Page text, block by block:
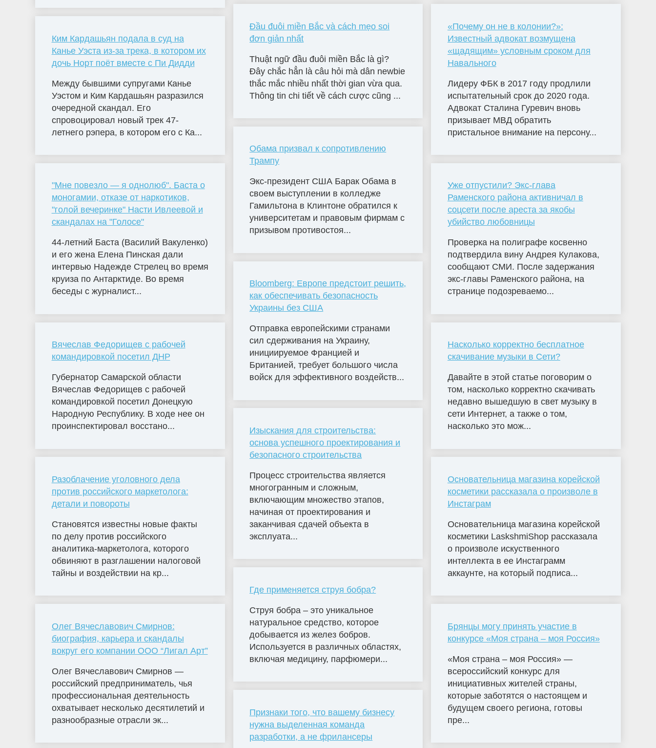
Ким Кардашьян подала в суд на
Канье Уэста из-за трека, в котором их
дочь Норт поёт вместе с Пи Дидди
Между бывшими супругами Канье
Уэстом и Ким Кардашьян разразился
очередной скандал. Его
спровоцировал новый трек 47-
летнего рэпера, в котором его с Ка...
"Мне повезло — я однолюб". Баста о
моногамии, отказе от наркотиков,
"голой вечеринке" Насти Ивлеевой и
скандалах на "Голосе"
44-летний Баста (Василий Вакуленко)
и его жена Елена Пинская дали
интервью Надежде Стрелец во время
круиза по Антарктиде. Во время
беседы с журналист...
Вячеслав Федорищев с рабочей
командировкой посетил ДНР
Губернатор Самарской области
Вячеслав Федорищев с рабочей
командировкой посетил Донецкую
Народную Республику. В ходе нее он
проинспектировал восстано...
Разоблачение уголовного дела
против российского маркетолога:
детали и повороты
Становятся известны новые факты
по делу против российского
аналитика-маркетолога, которого
обвиняют в разглашении налоговой
тайны и воздействии на кр...
Олег Вячеславович Смирнов:
биография, карьера и скандалы
вокруг его компании ООО “Лигал Арт”
Олег Вячеславович Смирнов —
российский предприниматель, чья
профессиональная деятельность
охватывает несколько десятилетий и
разнообразные отрасли эк...
Đầu đuôi miền Bắc và cách mẹo soi
đơn giản nhất
Thuật ngữ đầu đuôi miền Bắc là gì?
Đây chắc hẳn là câu hỏi mà dân newbie
thắc mắc nhiều nhất thời gian vừa qua.
Thông tin chi tiết về cách cược cũng ...
Обама призвал к сопротивлению
Трампу
Экс-президент США Барак Обама в
своем выступлении в колледже
Гамильтона в Клинтоне обратился к
университетам и правовым фирмам с
призывом противостоя...
Bloomberg: Европе предстоит решить,
как обеспечивать безопасность
Украины без США
Отправка европейскими странами
сил сдерживания на Украину,
инициируемое Францией и
Британией, требует большого числа
войск для эффективного воздейств...
Изыскания для строительства:
основа успешного проектирования и
безопасного строительства
Процесс строительства является
многогранным и сложным,
включающим множество этапов,
начиная от проектирования и
заканчивая сдачей объекта в
эксплуата...
Где применяется струя бобра?
Струя бобра – это уникальное
натуральное средство, которое
добывается из желез бобров.
Используется в различных областях,
включая медицину, парфюмери...
Признаки того, что вашему бизнесу
нужна выделенная команда
разработки, а не фрилансеры
«Почему он не в колонии?»:
Известный адвокат возмущена
«щадящим» условным сроком для
Навального
Лидеру ФБК в 2017 году продлили
испытательный срок до 2020 года.
Адвокат Сталина Гуревич вновь
призывает МВД обратить
пристальное внимание на персону...
Уже отпустили? Экс-глава
Раменского района активничал в
соцсети после ареста за якобы
убийство любовницы
Проверка на полиграфе косвенно
подтвердила вину Андрея Кулакова,
сообщают СМИ. После задержания
экс-главы Раменского района, на
странице подозреваемо...
Насколько корректно бесплатное
скачивание музыки в Сети?
Давайте в этой статье поговорим о
том, насколько корректно скачивать
недавно вышедшую в свет музыку в
сети Интернет, а также о том,
насколько это мож...
Основательница магазина корейской
косметики рассказала о произволе в
Инстаграм
Основательница магазина корейской
косметики LaskshmiShop рассказала
о произволе искуственного
интеллекта в ее Инстаграмм
аккаунте, на который подписа...
Брянцы могу принять участие в
конкурсе «Моя страна – моя Россия»
«Моя страна – моя Россия» —
всероссийский конкурс для
инициативных жителей страны,
которые заботятся о настоящем и
будущем своего региона, готовы
пре...